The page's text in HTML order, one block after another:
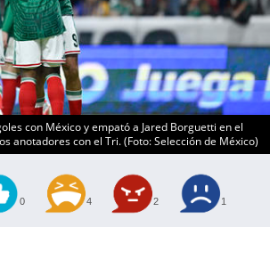
con México y empató a Jared Borguetti en el
anotadores con el Tri. (Foto: Selección de México)
0 4 2 1